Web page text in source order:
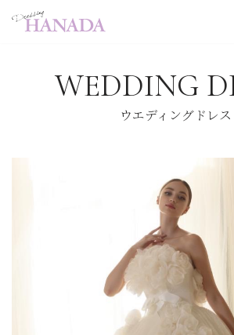
へ
WEDDING
ウエディングドレス